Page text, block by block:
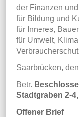
der Finanzen
für Bildung und
für Inneres,
für Umwelt,
Saarbrücken,
Betr.
Stadtgraben 2-
Offener Brief